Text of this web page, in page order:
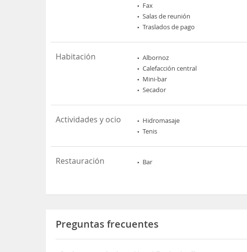
Fax
Salas de reunión
Traslados de pago
Habitación Albornoz
Calefacción central
Mini-bar
Secador
Actividades y ocio Hidromasaje
Tenis
Restauración Bar
Preguntas frecuentes